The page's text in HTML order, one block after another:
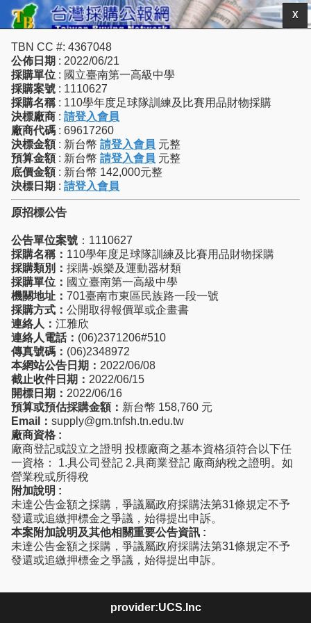
X
TBN CC #: 4367048
公佈日期 : 2022/06/21
採購單位 : 國立臺南第一高級中學
採購案號 : 1110627
採購名稱 : 110學年度足球隊訓練及比賽用品財物採購
決標廠商 : 請登入會員
廠商代碼 : 69617260
決標金額 : 新台幣 請登入會員 元整
預算金額 : 新台幣 請登入會員 元整
底價金額 : 新台幣 142,000元整
決標日期 : 請登入會員
原招標公告
公告單位案號 ：1110627
採購名稱： 110學年度足球隊訓練及比賽用品財物採購
採購類別： 採購-娛樂及運動器材類
採購單位： 國立臺南第一高級中學
機關地址： 701臺南市東區民族路一段一號
採購方式： 公開取得報價單或企畫書
連絡人： 江雅欣
連絡人電話： (06)2371206#510
傳真號碼： (06)2348972
本網站公告日期： 2022/06/08
截止收件日期： 2022/06/15
開標日期： 2022/06/16
預算或預估採購金額： 新台幣 158,760 元
Email： supply@gm.tnfsh.tn.edu.tw
廠商資格 :
廠商登記或設立之證明 投標廠商之基本資格須符合以下任
一資格： 1.具公司登記 2.具商業登記 廠商納稅之證明。如
營業稅或所得稅
附加說明 :
未達公告金額之採購，爭議屬政府採購法第31條規定不予
發還或追繳押標金之爭議，始得提出申訴。
本案附加說明及其他相關重要公告資訊 :
未達公告金額之採購，爭議屬政府採購法第31條規定不予
發還或追繳押標金之爭議，始得提出申訴。
provider:UCS.Inc